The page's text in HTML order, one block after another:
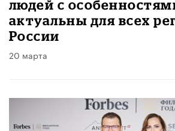
людей с
актуальны для всех
России
20 марта